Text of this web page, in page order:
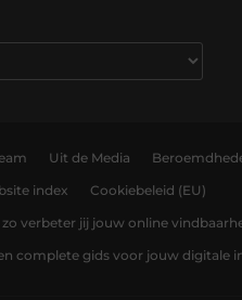
Uit de Media
index Cookiebeleid (EU)
verbeter jij jouw online
complete gids voor jouw digitale